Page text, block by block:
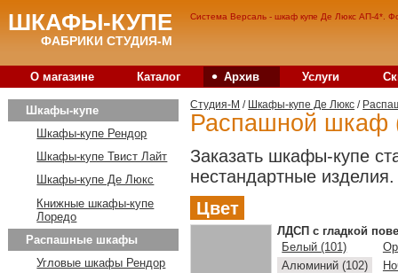
Система Версаль - шкаф купе Де Люкс АП-4*.
ШКАФЫ-КУПЕ
ФАБРИКИ СТУДИЯ-М
О магазине Каталог • Архив Услуги
Студия-M / Шкафы-купе Де Люкс /
Распашной шкаф
Заказать шкафы-купе
нестандартные изделия.
Цвет
ЛДСП с гладкой
Белый (101)
Алюминий (102)
Шкафы-купе
Шкафы-купе Рендор
Шкафы-купе Твист Лайт
Шкафы-купе Де Люкс
Книжные шкафы-купе
Лоредо
Распашные шкафы
Угловые шкафы Рендор